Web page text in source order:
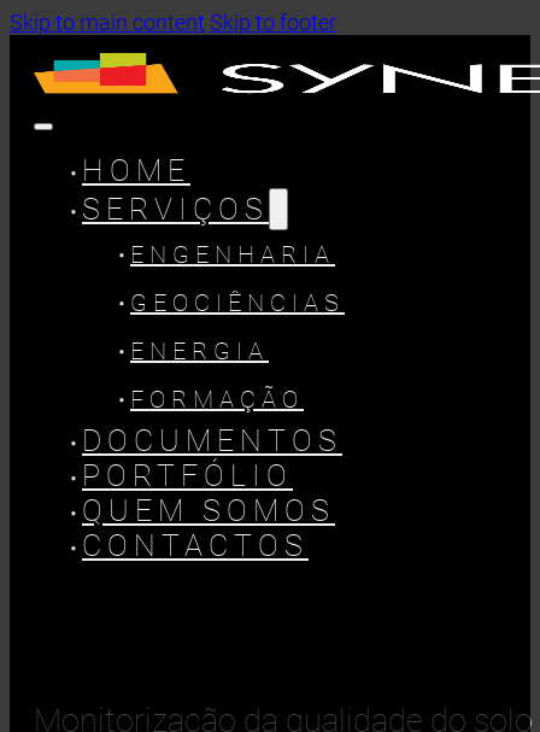
Skip to main content Skip to footer
HOME
SERVIÇOS
ENGENHARIA
GEOCIÊNCIAS
ENERGIA
FORMAÇÃO
DOCUMENTOS
PORTFÓLIO
QUEM SOMOS
CONTACTOS
Monitorização da qualidade do